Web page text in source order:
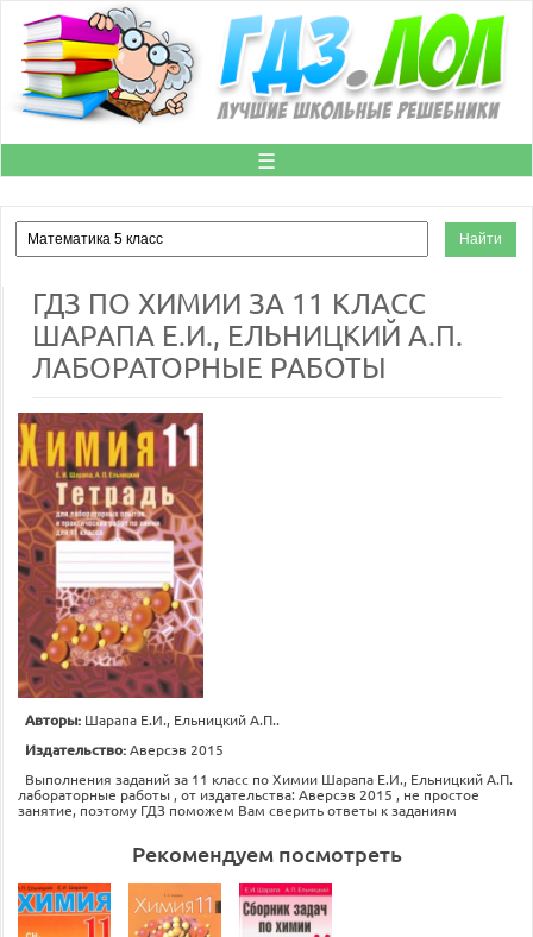
☰
ГДЗ ПО ХИМИИ ЗА 11 КЛАСС
ШАРАПА Е.И., ЕЛЬНИЦКИЙ А.П.
ЛАБОРАТОРНЫЕ РАБОТЫ
Авторы: Шарапа Е.И., Ельницкий А.П..
Издательство:Аверсэв 2015
Выполнения заданий за 11 класс по Химии Шарапа Е.И., Ельницкий А.П.
лабораторные работы , от издательства: Аверсэв 2015 , не простое
занятие, поэтому ГДЗ поможем Вам сверить ответы к заданиям
Рекомендуем посмотреть